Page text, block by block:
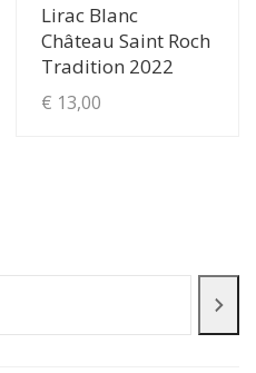
Lirac Blanc
Château Saint Roch
Tradition 2022
€ 13,00